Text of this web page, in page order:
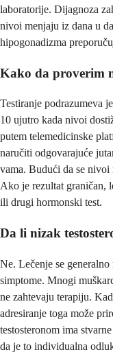
laboratorije. Dijagnoza
nivoi menjaju iz dana u
hipogonadizma
Kako da proverim
Testiranje podrazumeva
10 ujutro kada nivoi
putem telemedicinske
naručiti odgovarajuće
vama. Budući da se nivoi
Ako je rezultat graničan,
ili drugi hormonski test.
Da li nizak
Ne. Lečenje se
simptome. Mnogi
ne zahtevaju terapiju.
adresiranje toga može
testosteronom ima
da je to individualna